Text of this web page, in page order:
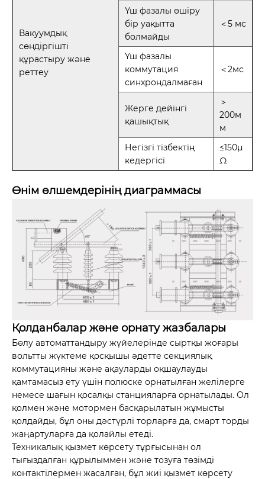
Вакуумдық
сөндіргішті
құрастыру және
реттеу
Үш фазалы өшіру
бір уақытта
болмайды
＜5 мс
Үш фазалы
коммутация
синхрондалмаған
＜2мс
Жерге дейінгі
қашықтық
＞
200м
м
Негізгі тізбектің
кедергісі
≤150μ
Ω
Өнім өлшемдерінің диаграммасы
Қолданбалар және орнату жазбалары
Бөлу автоматтандыру жүйелерінде сыртқы жоғары
вольтты жүктеме қосқышы әдетте секциялық
коммутацияны және ақауларды оқшаулауды
қамтамасыз ету үшін полюске орнатылған желілерге
немесе шағын қосалқы станцияларға орнатылады. Ол
қолмен және мотормен басқарылатын жұмысты
қолдайды, бұл оны дәстүрлі торларға да, смарт торды
жаңартуларға да қолайлы етеді.
Техникалық қызмет көрсету тұрғысынан ол
тығыздалған құрылыммен және тозуға төзімді
контактілермен жасалған, бұл жиі қызмет көрсету